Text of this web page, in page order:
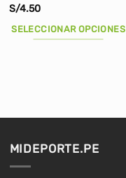
Valorado
S/4.50
SELECCIONAR OPCIONES
se
pueden
MIDEPORTE.PE